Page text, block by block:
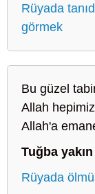
Rüyada
görmek
Bu güzel
Allah
Allah'a
Tuğba yakın
Rüyada